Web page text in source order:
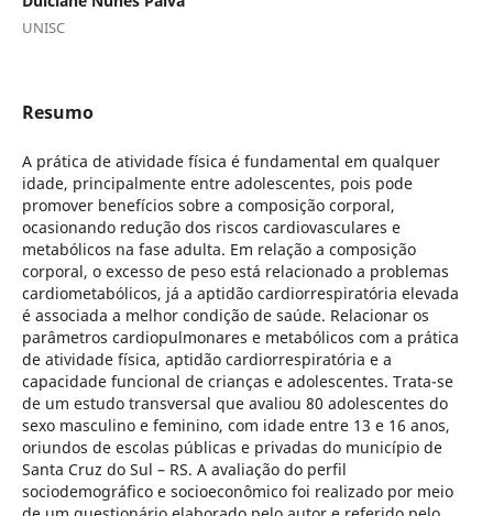
UNISC
Resumo
A prática de atividade física é fundamental em qualquer
idade, principalmente entre adolescentes, pois pode
promover benefícios sobre a composição corporal,
ocasionando redução dos riscos cardiovasculares e
metabólicos na fase adulta. Em relação a composição
corporal, o excesso de peso está relacionado a problemas
cardiometabólicos, já a aptidão cardiorrespiratória elevada
é associada a melhor condição de saúde. Relacionar os
parâmetros cardiopulmonares e metabólicos com a prática
de atividade física, aptidão cardiorrespiratória e a
capacidade funcional de crianças e adolescentes. Trata-se
de um estudo transversal que avaliou 80 adolescentes do
sexo masculino e feminino, com idade entre 13 e 16 anos,
oriundos de escolas públicas e privadas do município de
Santa Cruz do Sul – RS. A avaliação do perfil
sociodemográfico e socioeconômico foi realizado por meio